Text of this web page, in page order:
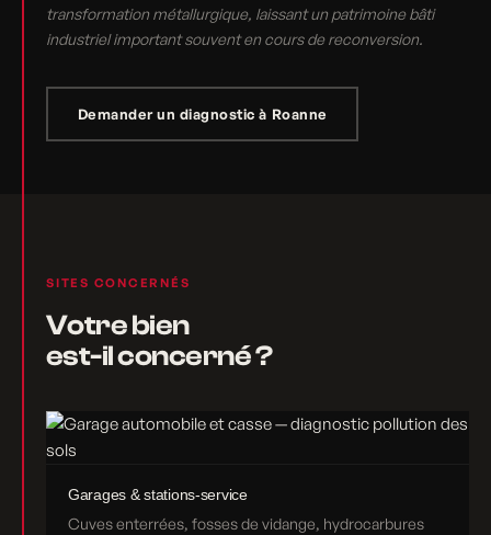
transformation métallurgique, laissant un patrimoine bâti
industriel important souvent en cours de reconversion.
Demander un diagnostic à Roanne
SITES CONCERNÉS
Votre bien
est-il concerné ?
Garages & stations-service
Cuves enterrées, fosses de vidange, hydrocarbures